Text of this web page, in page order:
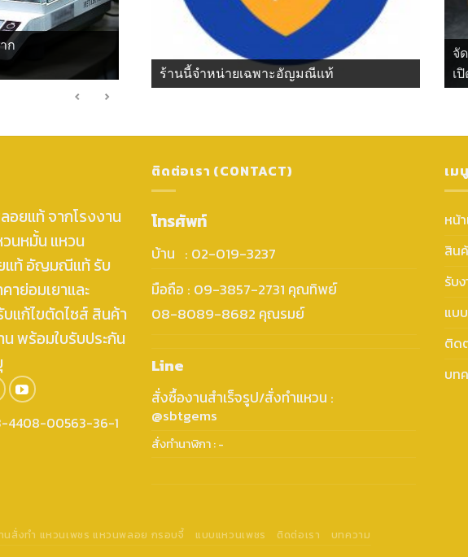
ก
ร้านนี้จำหน่ายเฉพาะอัญมณีแท้
จั
เ
ยแท้ จากโรงงาน
นหมั้น แหวน
แท้ อัญมณีแท้ รับ
าย่อมเยาและ
แก้ไขตัดไซส์ สินค้า
พร้อมใบรับประกัน
4408-00563-36-1
ติดต่อเรา (CONTACT)
โทรศัพท์
บ้าน : 02-019-3237
มือถือ : 09-3857-2731 คุณทิพย์
08-8089-8682 คุณรมย์
Line
สั่งซื้องานสำเร็จรูป/สั่งทำแหวน :
@sbtgems
สั่งทำนาฬิกา : -
เม
หน้
สิน
รับ
แบ
ติด
บท
นสั่งทำ แหวนเพชร แหวนพลอย กรอบจี้ แบบแหวนเพชร ติดต่อเรา บทความ